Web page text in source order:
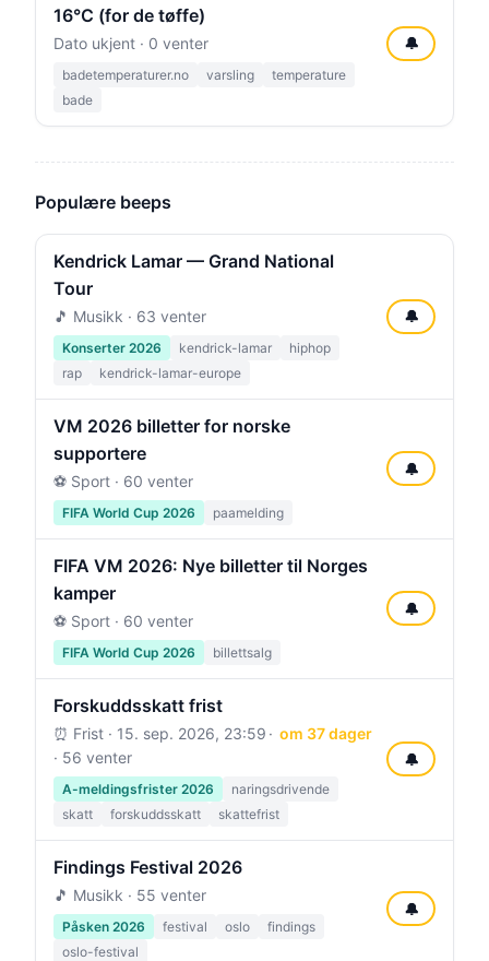
16°C (for de tøffe)
Dato ukjent · 0 venter
badetemperaturer.no varsling
temperature
bade
🔔
Populære beeps
Kendrick Lamar — Grand National
Tour
🎵 Musikk · 63 venter
Konserter 2026 kendrick-lamar
hiphop
rap
kendrick-lamar-europe
🔔
VM 2026 billetter for norske
supportere
⚽ Sport · 60 venter
FIFA World Cup 2026 paamelding
🔔
FIFA VM 2026: Nye billetter til Norges
kamper
⚽ Sport · 60 venter
FIFA World Cup 2026 billettsalg
🔔
Forskuddsskatt frist
⏰ Frist · 15. sep. 2026, 23:59
om 37 dager
· 56 venter
A-meldingsfrister 2026
naringsdrivende
skatt
forskuddsskatt skattefrist
🔔
Findings Festival 2026
🎵 Musikk · 55 venter
Påsken 2026 festival oslo
findings
oslo-festival
🔔